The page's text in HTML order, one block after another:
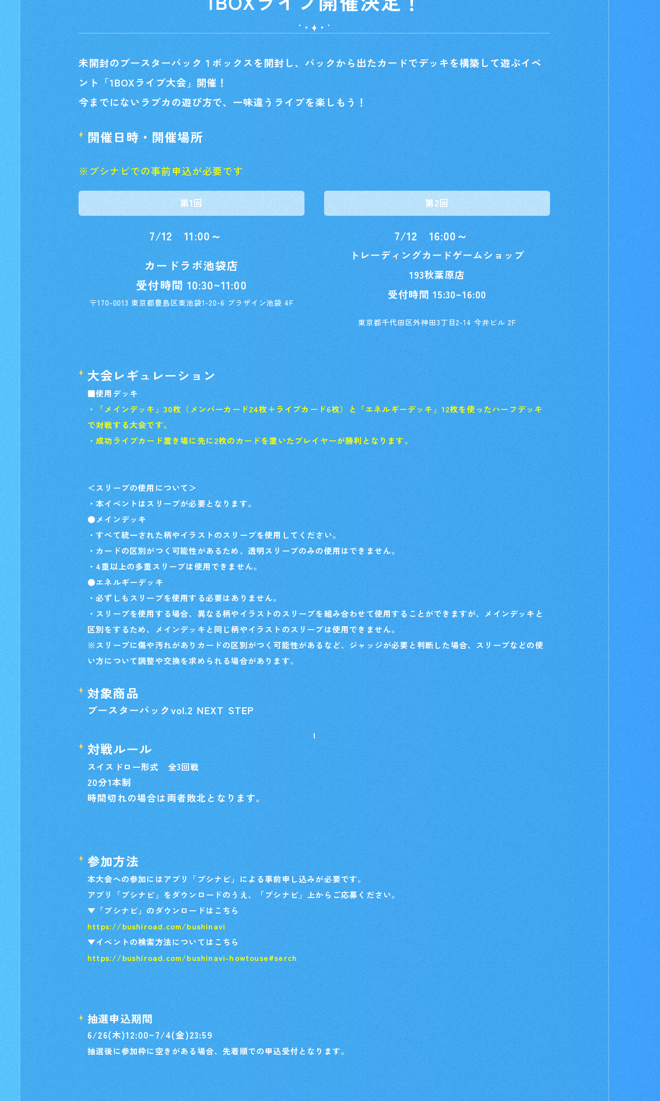
Schedule Products
未開封のブースターパック１ボックスを開封し、パックから出たカードでデッキを構築して遊ぶイベ
ント「1BOXライブ大会」開催！
今までにないラブカの遊び方で、一味違うライブを楽しもう！
開催日時・開催場所
※ブシナビでの事前申込が必要です
第1回
7/12 11:00～
カードラボ池袋店
受付時間 10:30~11:00
〒170-0013 東京都豊島区東池袋1-20-6 プラザイン池袋 4F
第2回
7/12 16:00～
トレーディングカードゲームショップ
193秋葉原店
受付時間 15:30~16:00
東京都千代田区外神田3丁目2-14 今井ビル 2F
大会レギュレーション
■使用デッキ
・「メインデッキ」30枚（メンバーカード24枚＋ライブカード6枚）と「エネルギーデッキ」12枚を使ったハーフデッキ
で対戦する大会です。
・成功ライブカード置き場に先に2枚のカードを置いたプレイヤーが勝利となります。
＜スリーブの使用について＞
・本イベントはスリーブが必要となります。
●メインデッキ
・すべて統一された柄やイラストのスリーブを使用してください。
・カードの区別がつく可能性があるため、透明スリーブのみの使用はできません。
・4重以上の多重スリーブは使用できません。
●エネルギーデッキ
・必ずしもスリーブを使用する必要はありません。
・スリーブを使用する場合、異なる柄やイラストのスリーブを組み合わせて使用することができますが、メインデッキと
区別をするため、メインデッキと同じ柄やイラストのスリーブは使用できません。
※スリーブに傷や汚れがありカードの区別がつく可能性があるなど、ジャッジが必要と判断した場合、スリーブなどの使
い方について調整や交換を求められる場合があります。
対象商品
ブースターパックvol.2 NEXT STEP
対戦ルール
スイスドロー形式 全3回戦
20分1本制
時間切れの場合は両者敗北となります。
参加方法
本大会への参加にはアプリ「ブシナビ」による事前申し込みが必要です。
アプリ「ブシナビ」をダウンロードのうえ、「ブシナビ」上からご応募ください。
▼「ブシナビ」のダウンロードはこちら
https://bushiroad.com/bushinavi
▼イベントの検索方法についてはこちら
https://bushiroad.com/bushinavi-howtouse#serch
抽選申込期間
6/26(木)12:00~7/4(金)23:59
抽選後に参加枠に空きがある場合、先着順での申込受付となります。